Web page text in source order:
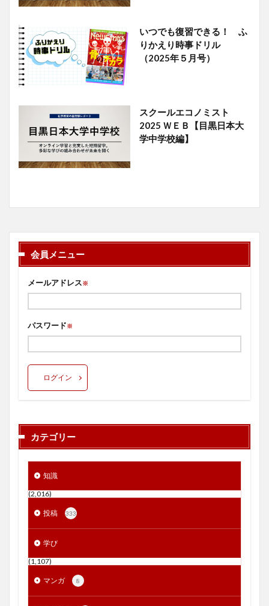
いつでも復習できる！ ふ
りかえり時事ドリル
（2025年５月号）
スクールエコノミスト
2025 ＷＥＢ【目黒日本大
学中学校編】
会員メニュー
メールアドレス※
パスワード※
ログイン
カテゴリー
知識
(2,016)
投稿 333
学び
(1,107)
マンガ 8